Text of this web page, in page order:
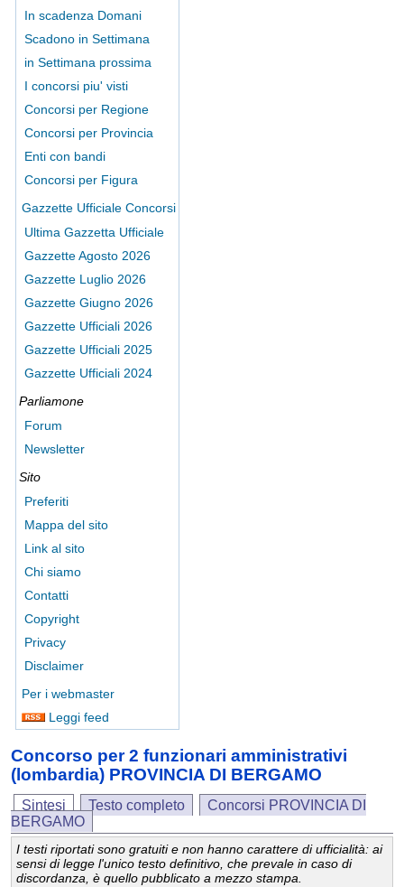
In scadenza Domani
Scadono in Settimana
in Settimana prossima
I concorsi piu' visti
Concorsi per Regione
Concorsi per Provincia
Enti con bandi
Concorsi per Figura
Gazzette Ufficiale Concorsi
Ultima Gazzetta Ufficiale
Gazzette Agosto 2026
Gazzette Luglio 2026
Gazzette Giugno 2026
Gazzette Ufficiali 2026
Gazzette Ufficiali 2025
Gazzette Ufficiali 2024
Parliamone
Forum
Newsletter
Sito
Preferiti
Mappa del sito
Link al sito
Chi siamo
Contatti
Copyright
Privacy
Disclaimer
Per i webmaster
Leggi feed
Concorso per 2 funzionari amministrativi
(lombardia) PROVINCIA DI BERGAMO
Sintesi Testo completo
Concorsi PROVINCIA DI
BERGAMO
I testi riportati sono gratuiti e non hanno carattere di ufficialità: ai
sensi di legge l'unico testo definitivo, che prevale in caso di
discordanza, è quello pubblicato a mezzo stampa.